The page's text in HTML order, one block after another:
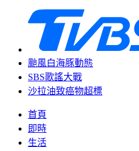
颱風白海豚動態
SBS歌謠大戰
沙拉油致癌物超標
首頁
即時
生活